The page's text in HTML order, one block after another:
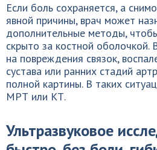
Если боль сохраняется, а
явной причины, врач может
дополнительные методы,
скрыто за костной оболочкой.
на повреждения связок,
сустава или ранних стадий
полной картины. В таких
МРТ или КТ.
Ультразвуковое